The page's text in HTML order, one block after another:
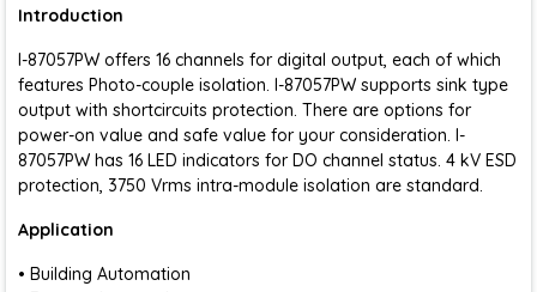
Introduction
I-87057PW offers 16 channels for digital output, each of which
features Photo-couple isolation. I-87057PW supports sink type
output with shortcircuits protection. There are options for
power-on value and safe value for your consideration. I-
87057PW has 16 LED indicators for DO channel status. 4 kV ESD
protection, 3750 Vrms intra-module isolation are standard.
Application
• Building Automation